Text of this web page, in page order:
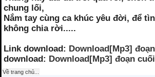
chung lối,
Nắm tay cùng ca khúc yêu đời, để
không chia rời.....
Link download: Download[Mp3]
download: Download[Mp3] đoạn
Về trang chủ...